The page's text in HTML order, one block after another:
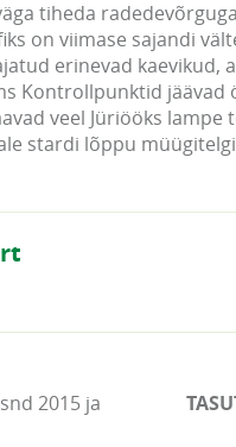
tiheda
on viimase sajandi
erinevad kaevikud,
Kontrollpunktid jäävad
veel Jüriööks lampe
stardi lõppu
2015 ja